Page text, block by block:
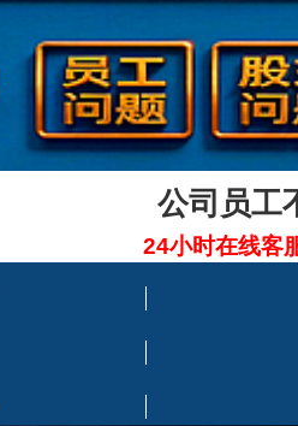
公司员工
24小时在线客